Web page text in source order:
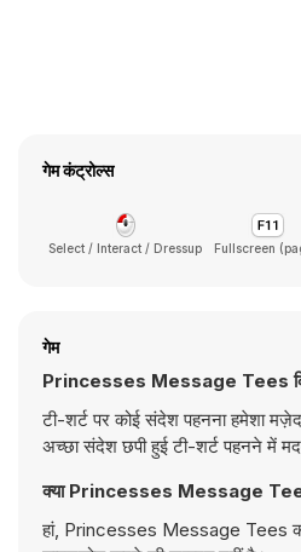
गेम कंट्रोल्स
Select / Interact / Dressup Fullscreen
गेम
Princesses Message Tees
टी-शर्ट पर कोई संदेश पहनना हमेशा
अच्छा संदेश छपी हुई टी-शर्ट पहनने में
क्या Princesses Message Tees
हां, Princesses Message Tees